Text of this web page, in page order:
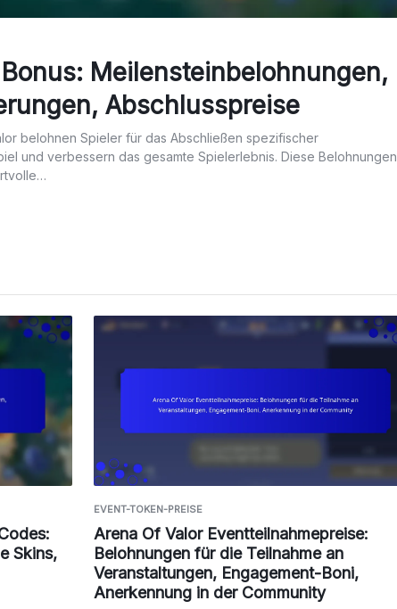
Meilensteinbelohnungen,
Abschlusspreise
belohnen Spieler für das Abschließen spezifischer
und verbessern das gesamte Spielerlebnis. Diese Belohnungen
Skins,
EVENT-TOKEN-PREISE
Arena Of Valor Eventteilnahmepreise:
Belohnungen für die Teilnahme an
Veranstaltungen, Engagement-Boni,
Anerkennung in der Community